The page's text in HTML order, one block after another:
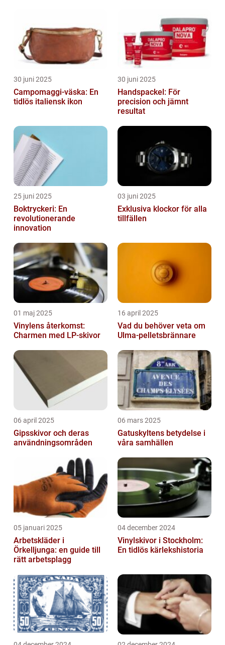
30 juni 2025
Campomaggi-väska: En
tidlös italiensk ikon
30 juni 2025
Handspackel: För
precision och jämnt
resultat
25 juni 2025
Boktryckeri: En
revolutionerande
innovation
03 juni 2025
Exklusiva klockor för alla
tillfällen
01 maj 2025
Vinylens återkomst:
Charmen med LP-skivor
16 april 2025
Vad du behöver veta om
Ulma-pelletsbrännare
06 april 2025
Gipsskivor och deras
användningsområden
06 mars 2025
Gatuskyltens betydelse i
våra samhällen
05 januari 2025
Arbetskläder i
Örkelljunga: en guide till
rätt arbetsplagg
04 december 2024
Vinylskivor i Stockholm:
En tidlös kärlekshistoria